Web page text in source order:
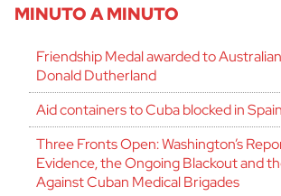
MINUTO A MINUTO
Friendship Medal awarded to
Donald Dutherland
Aid containers to Cuba blocked in Spain
Three Fronts Open: Washington’s
Evidence, the Ongoing Blackout and
Against Cuban Medical Brigades